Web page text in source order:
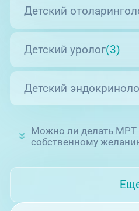
Детский
Детский уролог(3)
Детский
Можно ли делать МРТ
собственному